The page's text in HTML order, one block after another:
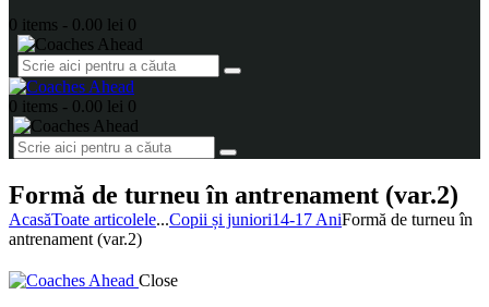
0 items - 0.00 lei 0
0 items - 0.00 lei 0
Formă de turneu în antrenament (var.2)
AcasăToate articolele...Copii și juniori14-17 AniFormă de turneu în
antrenament (var.2)
Close